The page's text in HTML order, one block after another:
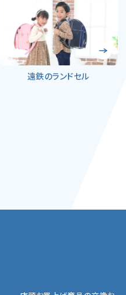
遠鉄のランドセル